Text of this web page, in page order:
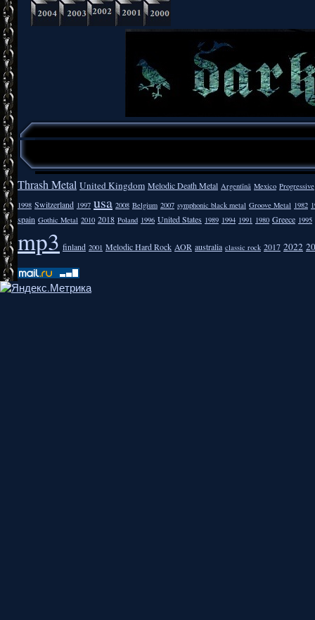
Thrash Metal United Kingdom Melodic Death Metal Argentīnā Mexico Progressive
1998 Switzerland 1997 usa 2008 Belgium 2007 symphonic black metal Groove Metal 1982
spain Gothic Metal 2010 2018 Poland 1996 United States 1989 1994 1991 1980 Greece 1995
mp3 finland 2001 Melodic Hard Rock AOR australia classic rock 2017 2022